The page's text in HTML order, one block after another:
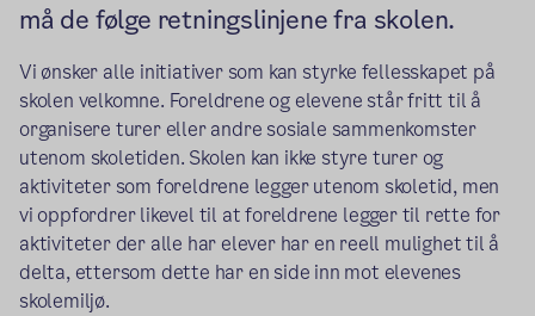
må de følge retningslinjene fra skolen.
Vi ønsker alle initiativer som kan styrke fellesskapet på
skolen velkomne. Foreldrene og elevene står fritt til å
organisere turer eller andre sosiale sammenkomster
utenom skoletiden. Skolen kan ikke styre turer og
aktiviteter som foreldrene legger utenom skoletid, men
vi oppfordrer likevel til at foreldrene legger til rette for
aktiviteter der alle har elever har en reell mulighet til å
delta, ettersom dette har en side inn mot elevenes
skolemiljø.